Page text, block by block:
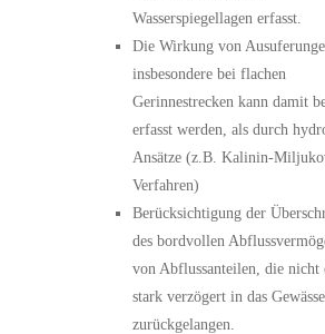
Wasserspiegellagen erfasst.
Die Wirkung von
insbesondere bei flachen
Gerinnestrecken kann damit
erfasst werden, als durch
Ansätze (z.B. Kalinin-
Verfahren)
Berücksichtigung der
des bordvollen
von Abflussanteilen, die nicht
stark verzögert in das
zurückgelangen.